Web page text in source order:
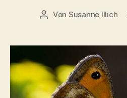
Beitragsautor
Von Susanne Illich